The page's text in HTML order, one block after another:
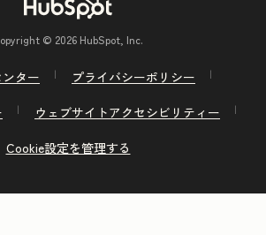
© 2026 HubSpot, Inc.
ター
プライバシーポリシー
ウェブサイトアクセシビリティー
Cookie設定を管理する